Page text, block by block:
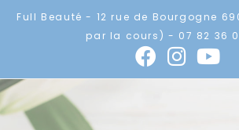
Full Beauté - 12 rue de Bourgogne
par la cours) - 07 82 36